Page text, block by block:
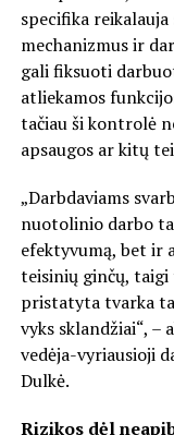
specifika
mechanizmus ir
gali fiksuoti
atliekamos
tačiau ši kontrolė
apsaugos ar kitų
„Darbdaviams
nuotolinio darbo
efektyvumą, bet ir
teisinių ginčų,
pristatyta tvarka
vyks sklandžiai“, –
vedėja-vyriausioji
Dulkė.
Rizikos dėl